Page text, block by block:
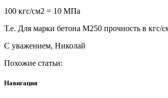
100 кгс/см2 = 10 МПа
Т.е. Для марки бетона M250 прочность в
С уважением, Николай
Похожие статьи:
Навигация